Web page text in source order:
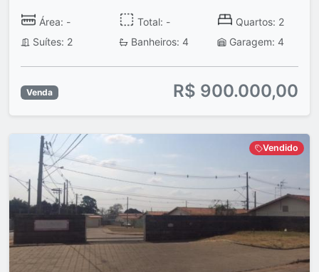
Área: - Total: -
Quartos: 2
Suítes: 2
Banheiros: 4 Garagem: 4
Venda R$ 900.000,00
Vendido